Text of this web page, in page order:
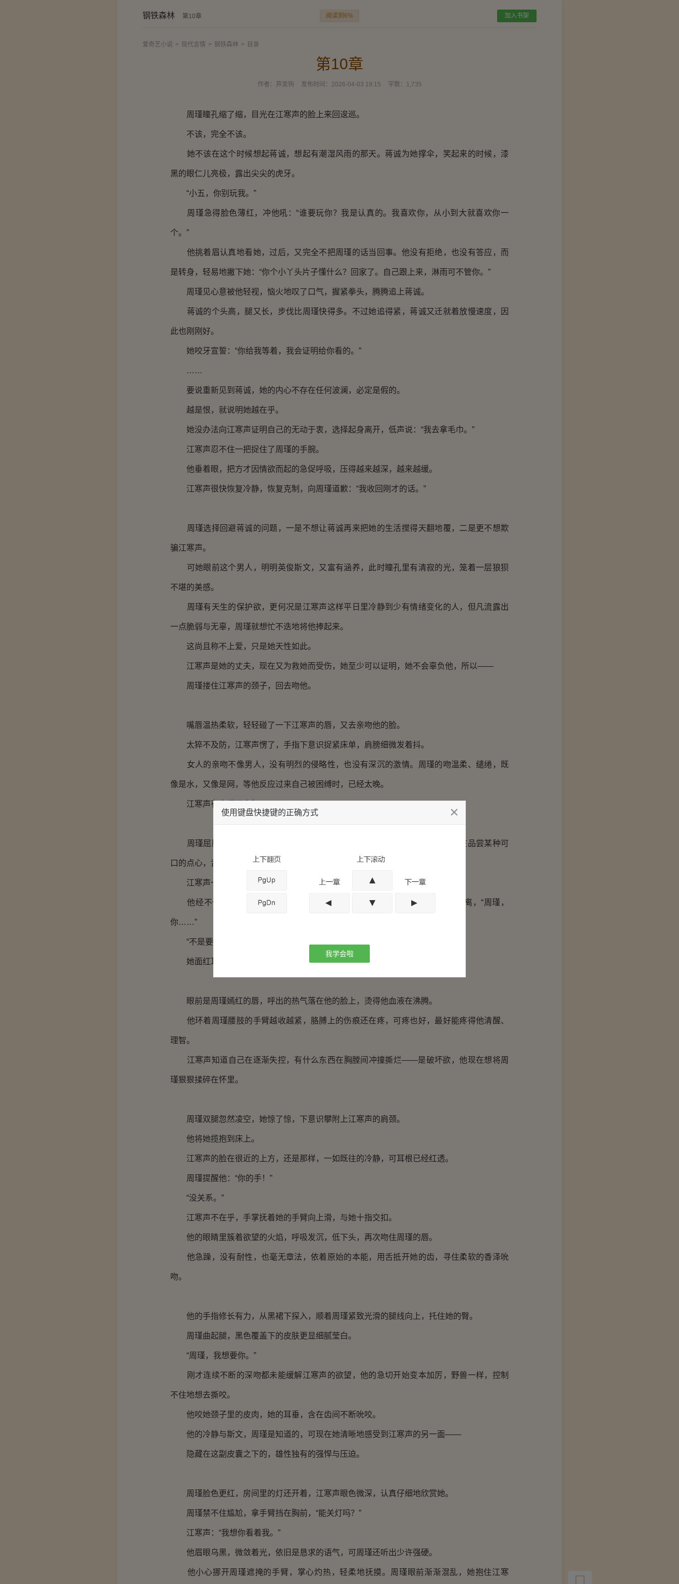
钢铁森林 第10章 阅读到6% 加入书架
爱奇艺小说 > 现代言情 > 钢铁森林 > 目录
第10章
作者： 弃吴钩 发布时间： 2026-04-03 19:15 字数： 1,735
周瑾瞳孔缩了缩，目光在江寒声的脸上来回逡巡。
不该，完全不该。
她不该在这个时候想起蒋诚，想起有潮湿风雨的那天。蒋诚为她撑伞，笑起来的时候，漆
黑的眼仁儿亮极，露出尖尖的虎牙。
“小五，你别玩我。”
周瑾急得脸色薄红，冲他吼：“谁要玩你？我是认真的。我喜欢你，从小到大就喜欢你一
个。”
他挑着眉认真地看她，过后，又完全不把周瑾的话当回事。他没有拒绝，也没有答应，而
是转身，轻易地撇下她：“你个小丫头片子懂什么？回家了。自己跟上来，淋雨可不管你。”
周瑾见心意被他轻视，恼火地叹了口气，握紧拳头，腾腾追上蒋诚。
蒋诚的个头高，腿又长，步伐比周瑾快得多。不过她追得紧，蒋诚又迁就着放慢速度，因
此也刚刚好。
她咬牙宣誓：“你给我等着，我会证明给你看的。”
……
要说重新见到蒋诚，她的内心不存在任何波澜，必定是假的。
越是恨，就说明她越在乎。
她没办法向江寒声证明自己的无动于衷，选择起身离开，低声说：“我去拿毛巾。”
江寒声忍不住一把捉住了周瑾的手腕。
他垂着眼，把方才因情欲而起的急促呼吸，压得越来越深，越来越缓。
江寒声很快恢复冷静，恢复克制，向周瑾道歉：“我收回刚才的话。”
周瑾选择回避蒋诚的问题，一是不想让蒋诚再来把她的生活搅得天翻地覆，二是更不想欺
骗江寒声。
可她眼前这个男人，明明英俊斯文，又富有涵养，此时瞳孔里有清寂的光，笼着一层狼狈
不堪的美感。
周瑾有天生的保护欲，更何况是江寒声这样平日里冷静到少有情绪变化的人，但凡流露出
一点脆弱与无辜，周瑾就想忙不迭地将他捧起来。
这尚且称不上爱，只是她天性如此。
江寒声是她的丈夫，现在又为救她而受伤，她至少可以证明，她不会辜负他，所以——
周瑾搂住江寒声的颈子，回去吻他。
嘴唇温热柔软，轻轻碰了一下江寒声的唇，又去亲吻他的脸。
太猝不及防，江寒声愣了，手指下意识捉紧床单，肩膀细微发着抖。
女人的亲吻不像男人，没有明烈的侵略性，也没有深沉的激情。周瑾的吻温柔、缱绻，既
像是水，又像是网，等他反应过来自己被困缚时，已经太晚。
江寒声有点喘不上气。
周瑾屈膝跪上床，双手捧住江寒声的脸颊，细致地亲吻。她占据主导，像是在品尝某种可
口的点心，舌尖滑过江寒声冷白的侧颊，轻抵在他的耳垂上。
江寒声一阵阵心惊，耳朵痒得发麻，后背浸出一层薄薄的汗。
他经不住，僵硬的身子终于恢复知觉，抬手握住周瑾的腰，将她扯开一段距离，“周瑾，
你……”
“不是要证明么？”
她面红耳赤，呼吸轻促。
眼前是周瑾嫣红的唇，呼出的热气落在他的脸上，烫得他血液在沸腾。
他环着周瑾腰肢的手臂越收越紧，胳膊上的伤痕还在疼，可疼也好，最好能疼得他清醒、
理智。
江寒声知道自己在逐渐失控，有什么东西在胸膛间冲撞撕烂——是破坏欲，他现在想将周
瑾狠狠揉碎在怀里。
周瑾双腿忽然凌空，她惊了惊，下意识攀附上江寒声的肩颈。
他将她揽抱到床上。
江寒声的脸在很近的上方，还是那样，一如既往的冷静，可耳根已经红透。
周瑾提醒他：“你的手！”
“没关系。”
江寒声不在乎，手掌抚着她的手臂向上滑，与她十指交扣。
他的眼睛里簇着欲望的火焰，呼吸发沉，低下头，再次吻住周瑾的唇。
他急躁，没有耐性，也毫无章法，依着原始的本能，用舌抵开她的齿，寻住柔软的香泽吮
吻。
他的手指修长有力，从黑裙下探入，顺着周瑾紧致光滑的腿线向上，托住她的臀。
周瑾曲起腿，黑色覆盖下的皮肤更显细腻莹白。
“周瑾，我想要你。”
刚才连续不断的深吻都未能缓解江寒声的欲望，他的急切开始变本加厉，野兽一样，控制
不住地想去撕咬。
他咬她颈子里的皮肉，她的耳垂，含在齿间不断吮咬。
他的冷静与斯文，周瑾是知道的，可现在她清晰地感受到江寒声的另一面——
隐藏在这副皮囊之下的，雄性独有的强悍与压迫。
周瑾脸色更红，房间里的灯还开着，江寒声眼色微深，认真仔细地欣赏她。
周瑾禁不住尴尬，拿手臂挡在胸前，“能关灯吗？”
江寒声：“我想你看着我。”
他眉眼乌黑，微敛着光，依旧是恳求的语气，可周瑾还听出少许强硬。
他小心挪开周瑾遮掩的手臂，掌心灼热，轻柔地抚摸。周瑾眼前渐渐混乱，她抱住江寒
使用键盘快捷键的正确方式
我学会啦